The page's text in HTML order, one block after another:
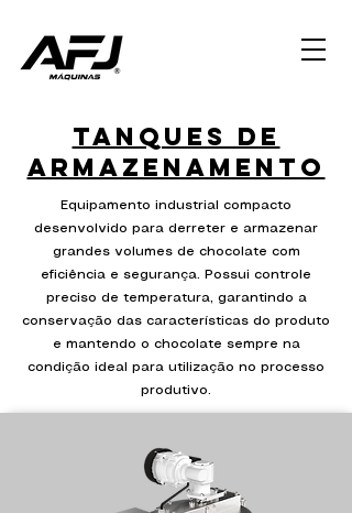
Tanques de
armazenamento
Equipamento industrial compacto
desenvolvido para derreter e armazenar
grandes volumes de chocolate com
eficiência e segurança. Possui controle
preciso de temperatura, garantindo a
conservação das características do produto
e mantendo o chocolate sempre na
condição ideal para utilização no processo
produtivo.